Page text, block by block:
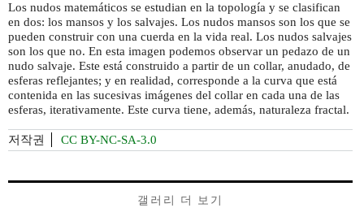
Los nudos matemáticos se estudian en la topología y se clasifican
en dos: los mansos y los salvajes. Los nudos mansos son los que se
pueden construir con una cuerda en la vida real. Los nudos salvajes
son los que no. En esta imagen podemos observar un pedazo de un
nudo salvaje. Este está construido a partir de un collar, anudado, de
esferas reflejantes; y en realidad, corresponde a la curva que está
contenida en las sucesivas imágenes del collar en cada una de las
esferas, iterativamente. Este curva tiene, además, naturaleza fractal.
저작권 CC BY-NC-SA-3.0
갤러리 더 보기